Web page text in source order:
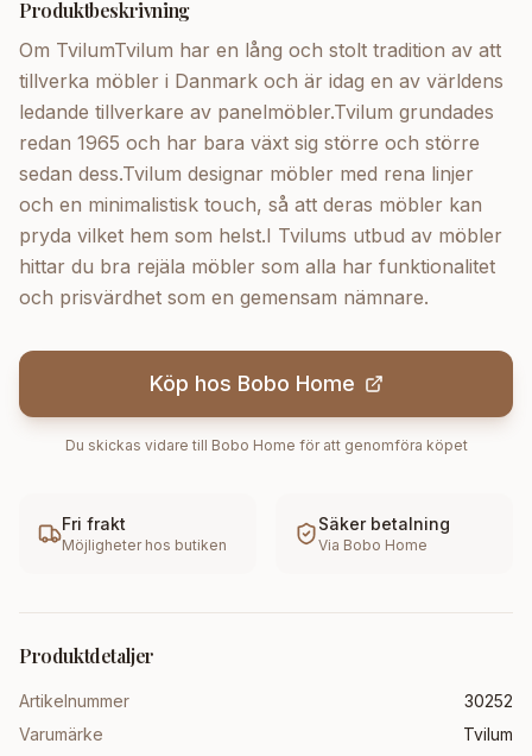
Produktbeskrivning
Om TvilumTvilum har en lång och stolt tradition av att
tillverka möbler i Danmark och är idag en av världens
ledande tillverkare av panelmöbler.Tvilum grundades
redan 1965 och har bara växt sig större och större
sedan dess.Tvilum designar möbler med rena linjer
och en minimalistisk touch, så att deras möbler kan
pryda vilket hem som helst.I Tvilums utbud av möbler
hittar du bra rejäla möbler som alla har funktionalitet
och prisvärdhet som en gemensam nämnare.
Köp hos Bobo Home
Du skickas vidare till Bobo Home för att genomföra köpet
Fri frakt
Möjligheter hos butiken
Säker betalning
Via Bobo Home
Produktdetaljer
Artikelnummer
30252
Varumärke
Tvilum